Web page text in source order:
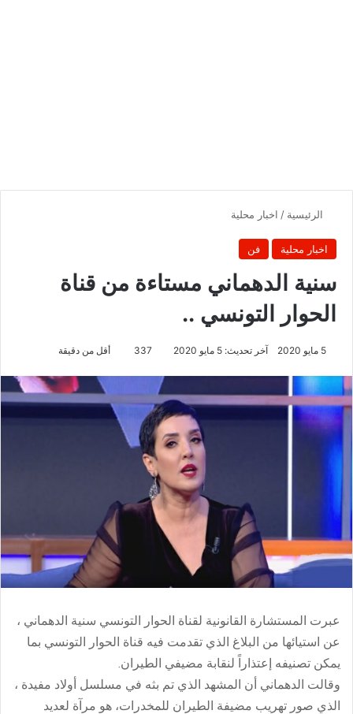
الرئيسية / اخبار محلية
اخبار محلية فن
سنية الدهماني مستاءة من قناة
الحوار التونسي ..
5 مايو 2020 آخر تحديث: 5 مايو 2020 337 أقل من دقيقة
عبرت المستشارة القانونية لقناة الحوار التونسي سنية الدهماني ،
عن استيائها من البلاغ الذي تقدمت فيه قناة الحوار التونسي بما
يمكن تصنيفه إعتذاراً لنقابة مضيفي الطيران.
وقالت الدهماني أن المشهد الذي تم بثه في مسلسل أولاد مفيدة ،
الذي صور تهريب مضيفة الطيران للمخدرات، هو مرآة لعديد